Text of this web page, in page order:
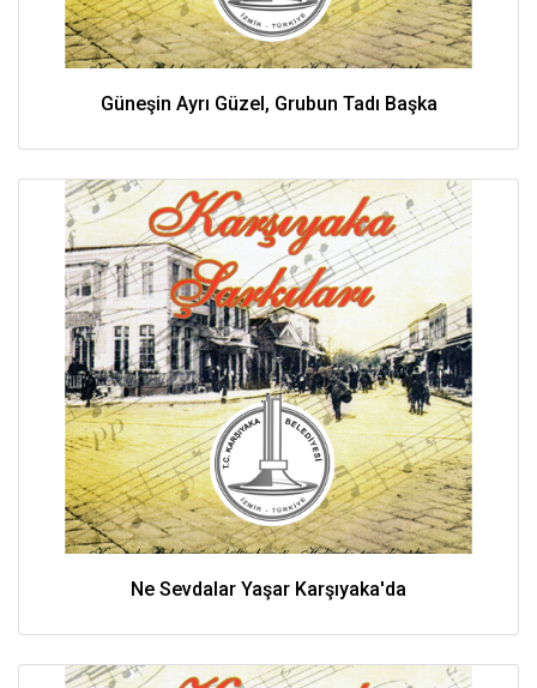
Güneşin Ayrı Güzel, Grubun Tadı Başka
Ne Sevdalar Yaşar Karşıyaka'da